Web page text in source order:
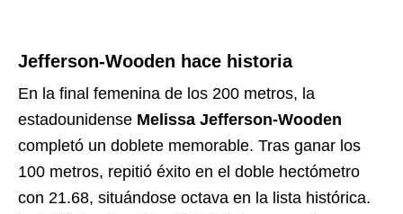
Jefferson-Wooden hace historia
En la final femenina de los 200 metros, la
estadounidense Melissa Jefferson-Wooden
completó un doblete memorable. Tras ganar los
100 metros, repitió éxito en el doble hectómetro
con 21.68, situándose octava en la lista histórica.